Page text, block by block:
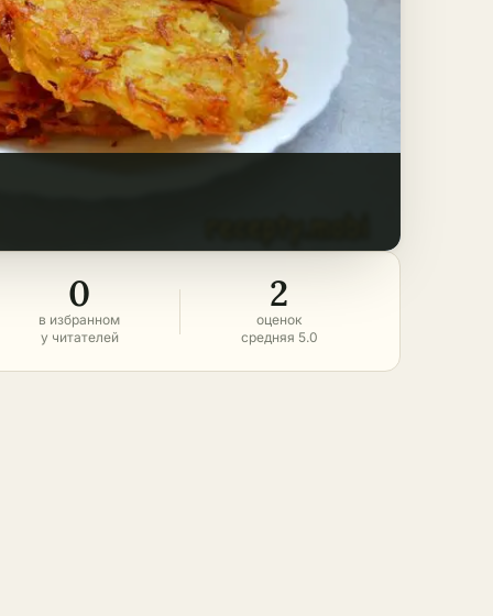
0
в избранном
у читателей
2
оценок
средняя 5.0